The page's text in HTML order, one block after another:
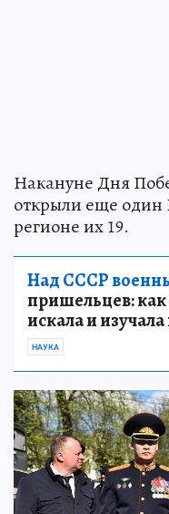
Накануне Дня
открыли еще один
регионе их 19.
Над СССР
пришельцев: как
искала и
НАУКА